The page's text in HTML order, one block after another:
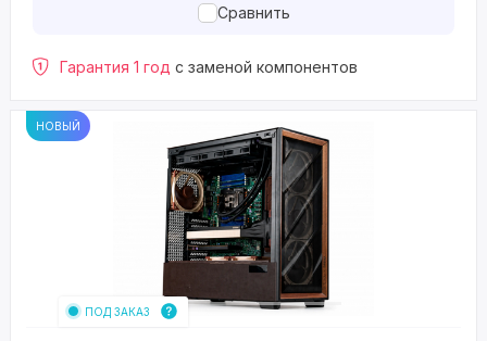
Сравнить
Гарантия 1 год с заменой компонентов
НОВЫЙ
ПОД ЗАКАЗ